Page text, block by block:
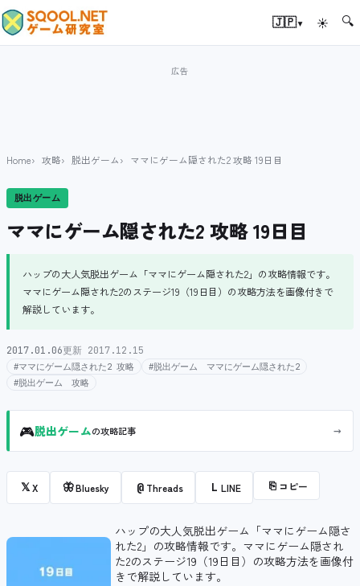
🇯🇵▾ ☀ 🔍
Home 攻略 脱出ゲーム ママにゲーム隠された2 攻略 19日目
脱出ゲーム
ママにゲーム隠された2 攻略 19日目
ハップの大人気脱出ゲーム「ママにゲーム隠された2」の攻略情報です。
ママにゲーム隠された2のステージ19（19日目）の攻略方法を画像付きで
解説しています。
2017.01.06更新 2017.12.15
#ママにゲーム隠された2 攻略
#脱出ゲーム ママにゲーム隠された2
#脱出ゲーム 攻略
🎮脱出ゲームの攻略記事 →
𝕏X 🦋Bluesky @ Threads L LINE ⎘ コピー
ハップの大人気脱出ゲーム「ママにゲーム隠さ
れた2」の攻略情報です。ママにゲーム隠され
た2のステージ19（19日目）の攻略方法を画像付
きで解説しています。